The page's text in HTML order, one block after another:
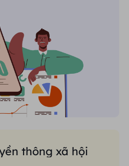
thông xã hội